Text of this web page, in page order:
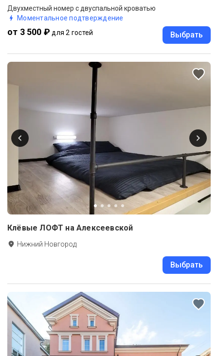
Двухместный номер с двуспальной кроватью
Моментальное подтверждение
от 3 500 ₽ для 2 гостей Выбрать
Клёвые ЛОФТ на Алексеевской
Нижний Новгород
Выбрать